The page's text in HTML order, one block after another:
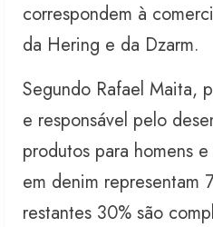
correspondem à
da Hering e da Dzarm.
Segundo Rafael Maita,
e responsável pelo
produtos para homens
em denim representam
restantes 30% são